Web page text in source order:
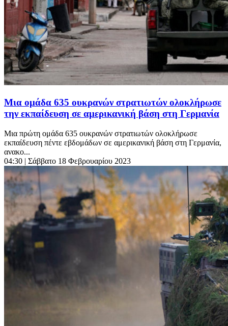
Μια ομάδα 635 ουκρανών στρατιωτών ολοκλήρωσε
την εκπαίδευση σε αμερικανική βάση στη Γερμανία
Μια πρώτη ομάδα 635 ουκρανών στρατιωτών ολοκλήρωσε
εκπαίδευση πέντε εβδομάδων σε αμερικανική βάση στη Γερμανία,
ανακο...
04:30 | Σάββατο 18 Φεβρουαρίου 2023